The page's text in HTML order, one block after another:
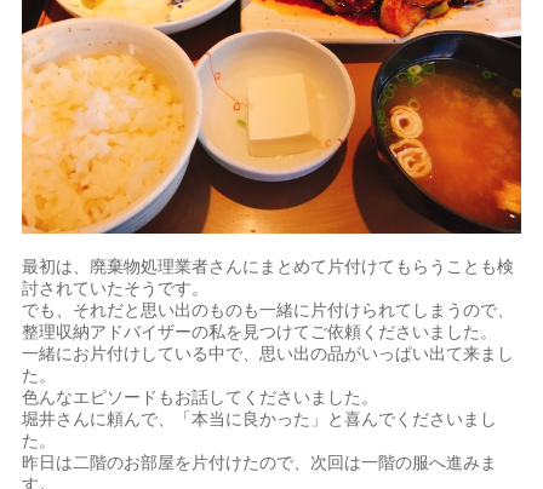
最初は、廃棄物処理業者さんにまとめて片付けてもらうことも検
討されていたそうです。
でも、それだと思い出のものも一緒に片付けられてしまうので、
整理収納アドバイザーの私を見つけてご依頼くださいました。
一緒にお片付けしている中で、思い出の品がいっぱい出て来まし
た。
色んなエピソードもお話してくださいました。
堀井さんに頼んで、「本当に良かった」と喜んでくださいまし
た。
昨日は二階のお部屋を片付けたので、次回は一階の服へ進みま
す。